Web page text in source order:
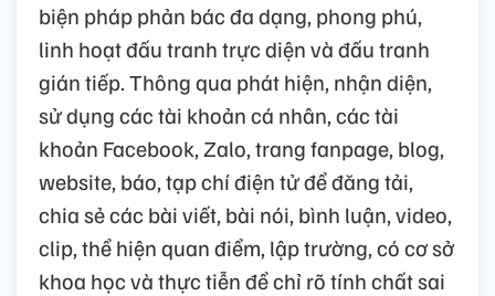
biện pháp phản bác đa dạng, phong phú,
linh hoạt đấu tranh trực diện và đấu tranh
gián tiếp. Thông qua phát hiện, nhận diện,
sử dụng các tài khoản cá nhân, các tài
khoản Facebook, Zalo, trang fanpage, blog,
website, báo, tạp chí điện tử để đăng tải,
chia sẻ các bài viết, bài nói, bình luận, video,
clip, thể hiện quan điểm, lập trường, có cơ sở
khoa học và thực tiễn để chỉ rõ tính chất sai